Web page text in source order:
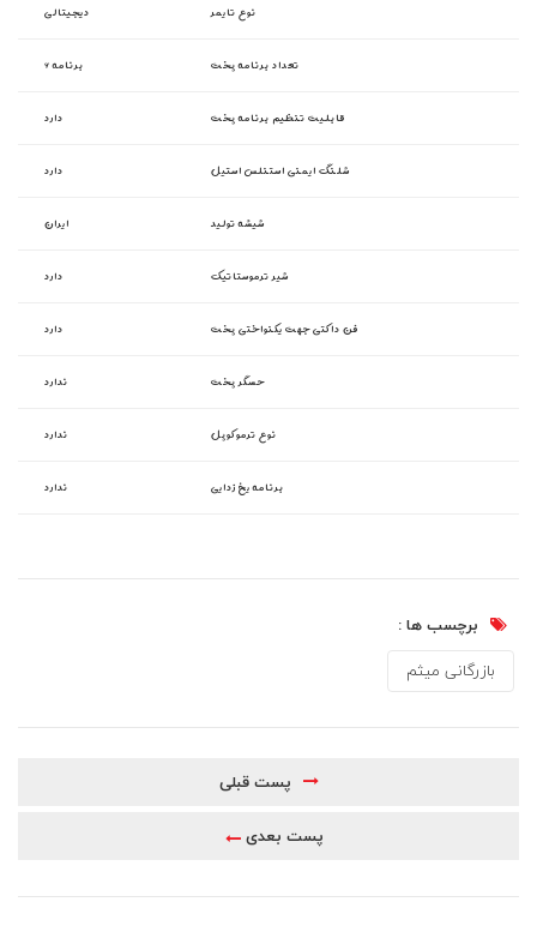
دیجیتالی نوع تایمر
۶ برنامه تعداد برنامه پخت
دارد قابلیت تنظیم برنامه پخت
دارد شلنگ ایمنی استنلس استیل
ایران شیشه تولید
دارد شیر ترموستاتیک
دارد فن داکتی جهت یکنواختی پخت
ندارد حسگر پخت
ندارد نوع ترموکوپل
ندارد برنامه یخ زدایی
برچسب ها :
بازرگانی میثم
پست قبلی
پست بعدی